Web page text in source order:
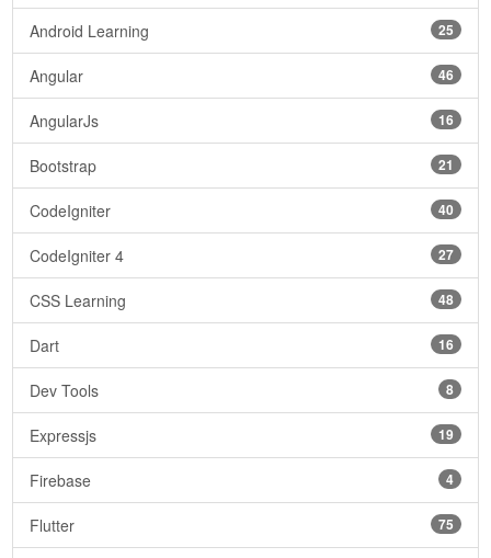
25
Android Learning
46
Angular
16
AngularJs
21
Bootstrap
40
CodeIgniter
27
CodeIgniter 4
48
CSS Learning
16
Dart
8
Dev Tools
19
Expressjs
4
Firebase
75
Flutter